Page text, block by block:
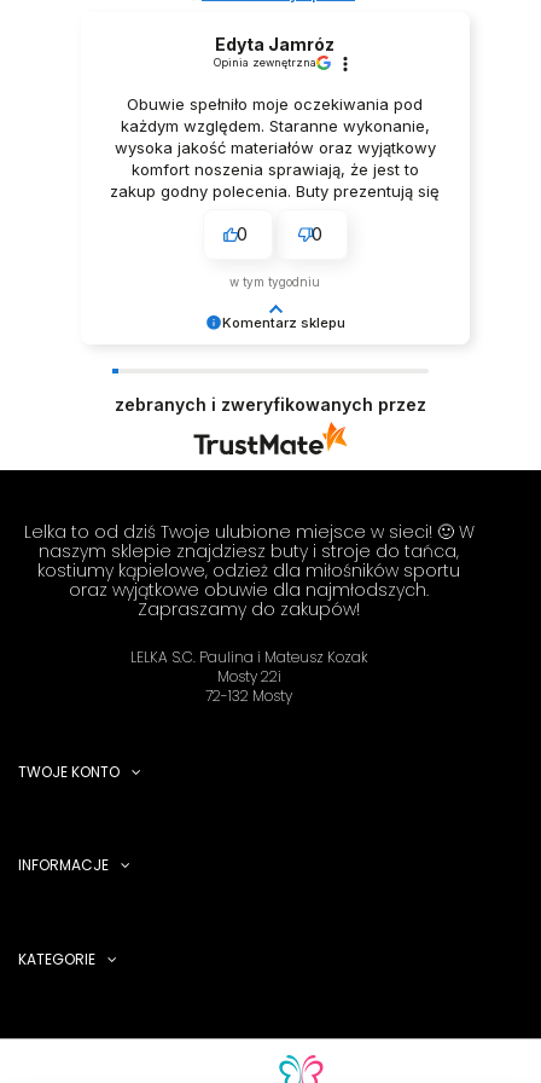
KĄPIELÓWKI MĘSKIE BOKSERKI SZORTY CZARNE
BUTY DO TAŃCA TANECZNE LATINO Z CYRKONIAMI
SZAMPAŃSKIE 9cm
229,99 zł
STRÓJ KĄPIELOWY SUKIENKA DWUCZĘŚCIOWA
109,99 zł
KĄPIELÓWKI SZORTY KĄPIELOWE BOKSERKI BŁĘKITNE
Komentarz sklepu
Doceniamy czas i wysiłek włożony w podzielenie
się z nami Twoimi doświadczeniami. Do
zobaczenia! Zespół LELKA 🦋
Edyta Jamróz
Opinia zewnętrzna
Obuwie spełniło moje oczekiwania pod
każdym względem. Staranne wykonanie,
wysoka jakość materiałów oraz wyjątkowy
komfort noszenia sprawiają, że jest to
zakup godny polecenia. Buty prezentują się
przekonaniem polecam ten produkt.
0 0
w tym tygodniu
zebranych i zweryfikowanych przez
Lelka to od dziś Twoje ulubione miejsce w sieci! 🙂 W
naszym sklepie znajdziesz buty i stroje do tańca,
kostiumy kąpielowe, odzież dla miłośników sportu
oraz wyjątkowe obuwie dla najmłodszych.
Zapraszamy do zakupów!
LELKA S.C. Paulina i Mateusz Kozak
Mosty 22i
72-132 Mosty
TWOJE KONTO
INFORMACJE
KATEGORIE